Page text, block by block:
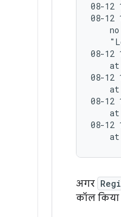
08-12
08-12
08-12
08-12
08-12
08-12
अगर
कॉल किया